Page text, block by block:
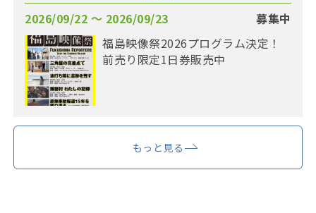
2026/09/22 〜 2026/09/23
募集中
福島映像祭2026プログラム決定！
前売り限定1日券販売中
もっと見る